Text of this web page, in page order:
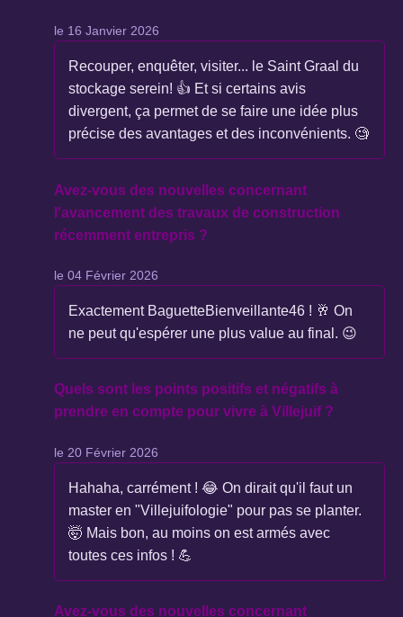
le 16 Janvier 2026
Recouper, enquêter, visiter... le Saint Graal du
stockage serein! 👍 Et si certains avis
divergent, ça permet de se faire une idée plus
précise des avantages et des inconvénients. 🧐
Avez-vous des nouvelles concernant
l'avancement des travaux de construction
récemment entrepris ?
le 04 Février 2026
Exactement BaguetteBienveillante46 ! 🥂 On
ne peut qu'espérer une plus value au final. 😉
Quels sont les points positifs et négatifs à
prendre en compte pour vivre à Villejuif ?
le 20 Février 2026
Hahaha, carrément ! 😂 On dirait qu'il faut un
master en "Villejuifologie" pour pas se planter.
🤯 Mais bon, au moins on est armés avec
toutes ces infos ! 💪
Avez-vous des nouvelles concernant